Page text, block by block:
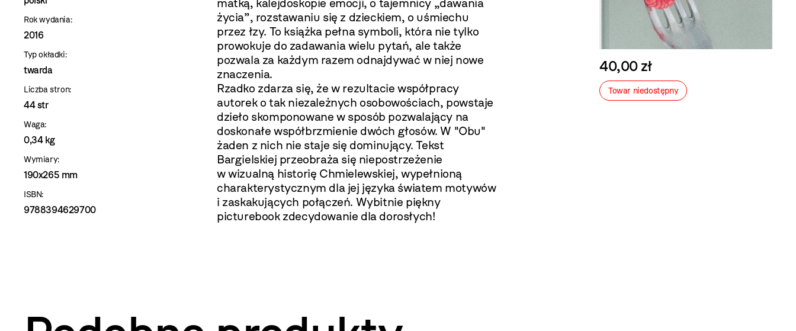
Rok wydania:
2016
Typ okładki:
twarda
Liczba stron:
44 str
Waga:
0,34 kg
Wymiary:
190x265 mm
ISBN:
9788394629700
matką, kalejdoskopie emocji, o tajemnicy „dawania
życia”, rozstawaniu się z dzieckiem, o uśmiechu
przez łzy. To książka pełna symboli, która nie tylko
prowokuje do zadawania wielu pytań, ale także
pozwala za każdym razem odnajdywać w niej nowe
znaczenia.
Rzadko zdarza się, że w rezultacie współpracy
autorek o tak niezależnych osobowościach, powstaje
dzieło skomponowane w sposób pozwalający na
doskonałe współbrzmienie dwóch głosów. W "Obu"
żaden z nich nie staje się dominujący. Tekst
Bargielskiej przeobraża się niepostrzeżenie
w wizualną historię Chmielewskiej, wypełnioną
charakterystycznym dla jej języka światem motywów
i zaskakujących połączeń. Wybitnie piękny
picturebook zdecydowanie dla dorosłych!
40,00 zł
Towar niedostępny